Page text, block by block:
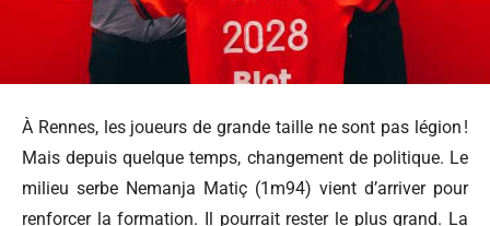
À Rennes, les joueurs de grande taille ne sont pas légion !
Mais depuis quelque temps, changement de politique. Le
milieu serbe Nemanja Matiç (1m94) vient d’arriver pour
renforcer la formation. Il pourrait rester le plus grand. La